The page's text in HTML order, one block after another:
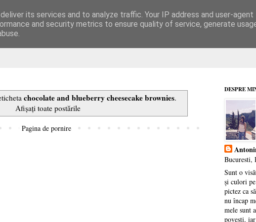
chocolate and blueberry cheesecake brownies.
Afișați toate postările
Pagina de pornire
DESPRE
Bucuresti,
Sunt o
și culori
pictez ca
nu încap
mele sunt
povești,
its services and to analyze traffic. Your IP address and user-agent
and security metrics to ensure quality of service, generate